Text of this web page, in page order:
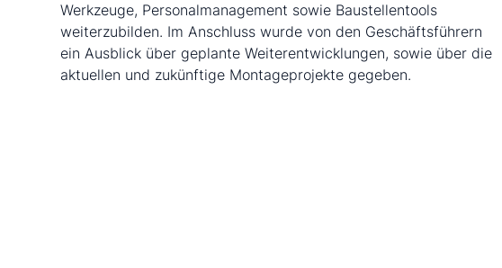
Werkzeuge, Personalmanagement sowie Baustellentools
weiterzubilden. Im Anschluss wurde von den Geschäftsführern
ein Ausblick über geplante Weiterentwicklungen, sowie über die
aktuellen und zukünftige Montageprojekte gegeben.